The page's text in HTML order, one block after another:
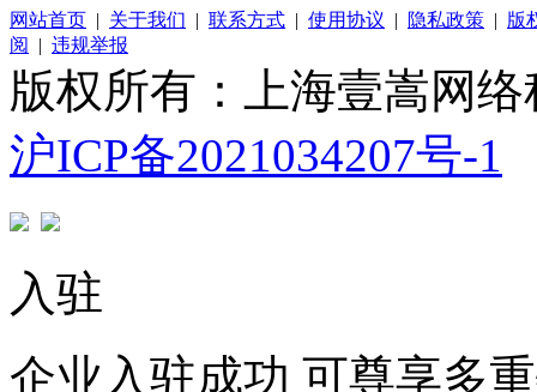
网站首页 | 关于我们 | 联系方式 | 使用协议 | 隐私政策 | 版
阅
| 违规举报
版权所有：上海壹嵩网
沪ICP备2021034207号-1
入驻
企业入驻成功 可尊享多